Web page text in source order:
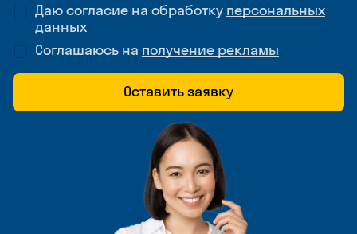
Даю согласие на обработку персональных
данных
Соглашаюсь на получение рекламы
Оставить заявку